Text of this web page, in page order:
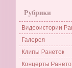
Рубрики
Видеоистории
Галерея
Клипы Ранеток
Концерты